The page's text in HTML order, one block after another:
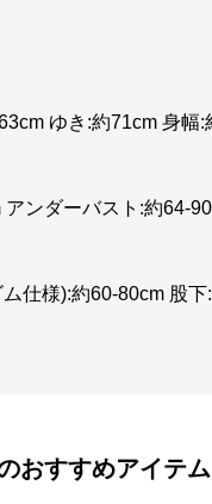
ゆき:約71cm 身幅
アンダーバスト:約64-
仕様):約60-80cm 股
おすすめアイテム